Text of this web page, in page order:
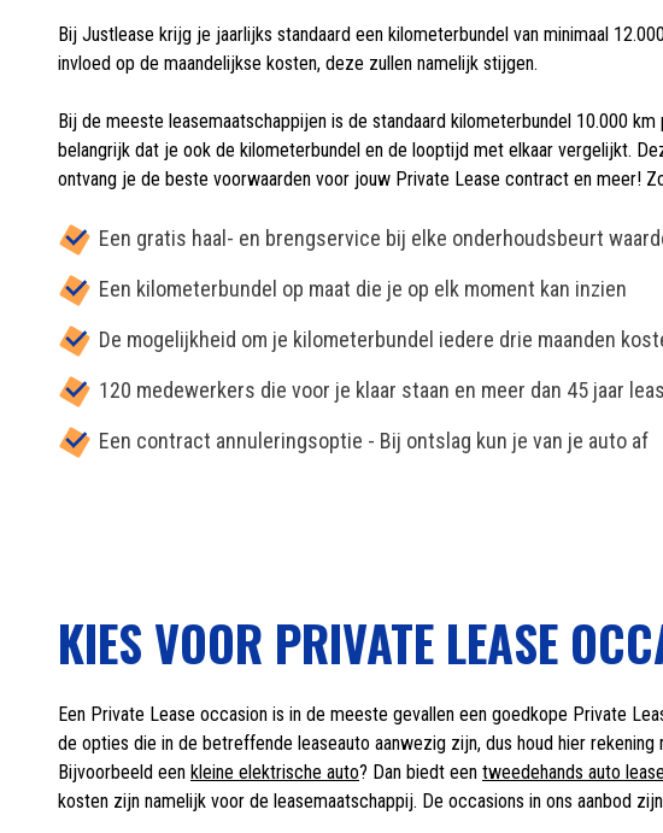
Bij Justlease krijg je jaarlijks standaard een kilometerbundel van minimaal
invloed op de maandelijkse kosten, deze zullen namelijk stijgen.
Bij de meeste leasemaatschappijen is de standaard kilometerbundel 10.000
belangrijk dat je ook de kilometerbundel en de looptijd met elkaar vergelijkt.
ontvang je de beste voorwaarden voor jouw Private Lease contract en meer!
Een gratis haal- en brengservice bij elke onderhoudsbeurt
Een kilometerbundel op maat die je op elk moment kan inzien
De mogelijkheid om je kilometerbundel iedere drie maanden
120 medewerkers die voor je klaar staan en meer dan 45 jaar
Een contract annuleringsoptie - Bij ontslag kun je van je auto af
KIES VOOR PRIVATE LEASE
Een Private Lease occasion is in de meeste gevallen een goedkope Private
de opties die in de betreffende leaseauto aanwezig zijn, dus houd hier
Bijvoorbeeld een kleine elektrische auto? Dan biedt een tweedehands auto
kosten zijn namelijk voor de leasemaatschappij. De occasions in ons aanbod